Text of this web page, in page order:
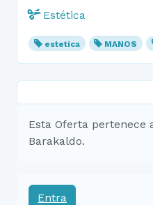
Estética
estetica MANOS
Esta Oferta pertenece
Barakaldo.
Entra